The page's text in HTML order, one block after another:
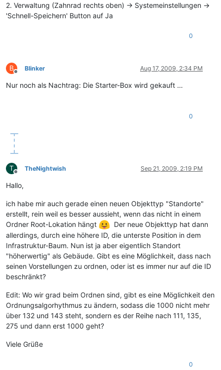
2. Verwaltung (Zahnrad rechts oben) -> Systemeinstellungen ->
'Schnell-Speichern' Button auf Ja
0
B
Offline
Blinker Aug 17, 2009, 2:34 PM
Nur noch als Nachtrag: Die Starter-Box wird gekauft …
0
T
Offline
TheNightwish Sep 21, 2009, 2:19 PM
Hallo,
ich habe mir auch gerade einen neuen Objekttyp "Standorte"
erstellt, rein weil es besser aussieht, wenn das nicht in einem
Ordner Root-Lokation hängt
Der neue Objekttyp hat dann
allerdings, durch eine höhere ID, die unterste Position in dem
Infrastruktur-Baum. Nun ist ja aber eigentlich Standort
"höherwertig" als Gebäude. Gibt es eine Möglichkeit, dass nach
seinen Vorstellungen zu ordnen, oder ist es immer nur auf die ID
beschränkt?
Edit: Wo wir grad beim Ordnen sind, gibt es eine Möglichkeit den
Ordnungsalgorhythmus zu ändern, sodass die 1000 nicht mehr
über 132 und 143 steht, sondern es der Reihe nach 111, 135,
275 und dann erst 1000 geht?
Viele Grüße
0